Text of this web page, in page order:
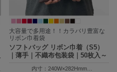
大容量で多用途！！カラバリ豊富な
リボン巾着袋
ソフトバッグ リボン巾着（S5）
｜薄手｜不織布包装袋｜50枚入～
内寸：240W×282Hmm